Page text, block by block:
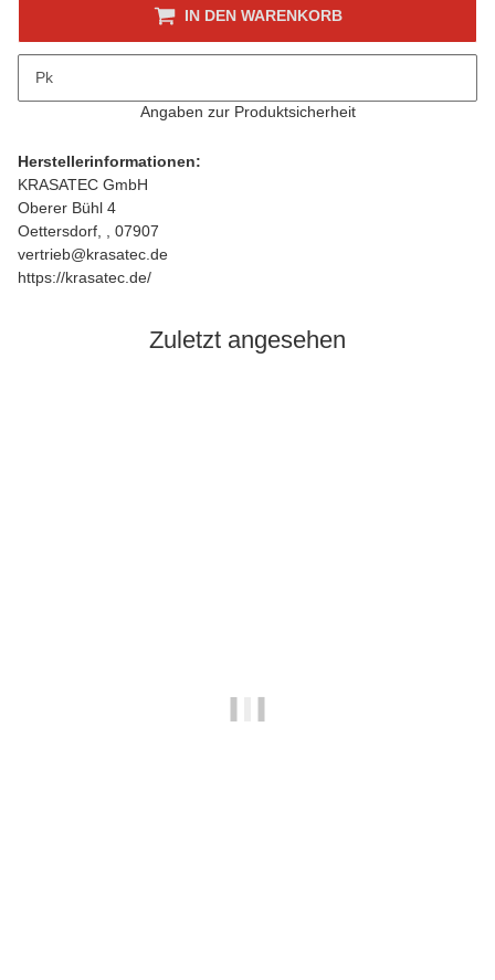
Pk
IN DEN WARENKORB
folgt
Angaben zur Produktsicherheit
Herstellerinformationen:
KRASATEC GmbH
Oberer Bühl 4
Oettersdorf, , 07907
vertrieb@krasatec.de
https://krasatec.de/
Zuletzt angesehen